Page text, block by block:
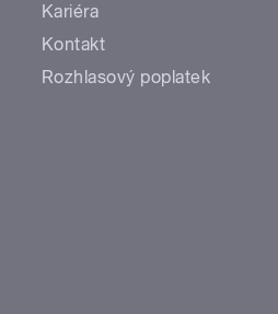
Kariéra
Kontakt
Rozhlasový poplatek